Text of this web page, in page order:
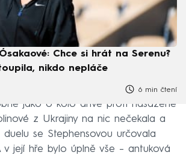
Chce si hrát na Serenu?
nikdo nepláče
6 min čtení
jako o kolo dříve proti nasazené
z Ukrajiny na nic nečekala a
se Stephensovou určovala
v její hře bylo úplně vše – antuková